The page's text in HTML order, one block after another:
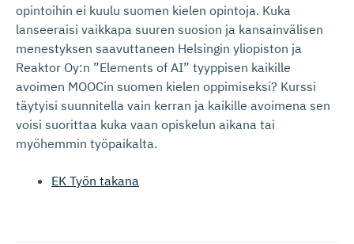
opintoihin ei kuulu suomen kielen opintoja. Kuka
lanseeraisi vaikkapa suuren suosion ja kansainvälisen
menestyksen saavuttaneen Helsingin yliopiston ja
Reaktor Oy:n ”Elements of AI” tyyppisen kaikille
avoimen MOOCin suomen kielen oppimiseksi? Kurssi
täytyisi suunnitella vain kerran ja kaikille avoimena sen
voisi suorittaa kuka vaan opiskelun aikana tai
myöhemmin työpaikalta.
EK Työn takana